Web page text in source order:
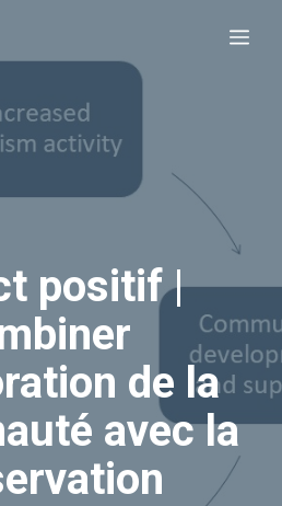
positif |
de la
avec la